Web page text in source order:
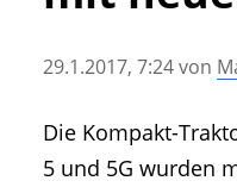
• Messen und
• Agritechnica
• Artikel nach
29.1.2017, 7:24von
Die Kompakt-
5 und 5G wurden